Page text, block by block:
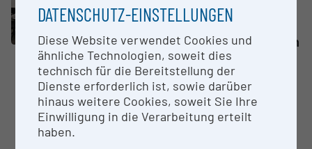
Konfokal Mikroskop Leica TCS SP
5 II
Universität für Bodenkultur Wien
(BOKU)
Dieses konfokale Laser-
Rastermikroskop steht für
Routineanalysen zur Verfügung,
DATENSCHUTZ-EINSTELLUNGEN
Diese Website verwendet Cookies und
ähnliche Technologien, soweit dies
technisch für die Bereitstellung der
Dienste erforderlich ist, sowie darüber
hinaus weitere Cookies, soweit Sie Ihre
Einwilligung in die Verarbeitung erteilt
haben.